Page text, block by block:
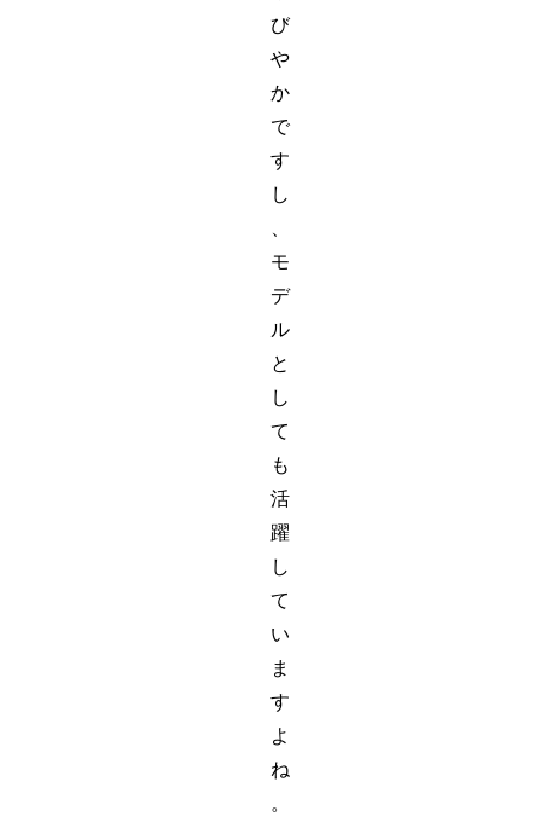
び
や
か
で
す
し
モ
デ
ル
と
し
て
も
活
躍
し
て
い
ま
す
よ
ね
。